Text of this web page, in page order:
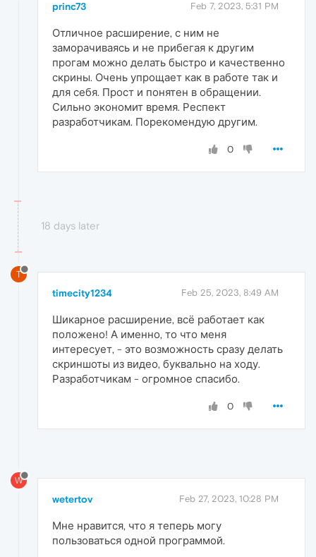
princ73 Feb 7, 2023, 5:31 PM
Отличное расширение, с ним не
заморачиваясь и не прибегая к другим
прогам можно делать быстро и качественно
скрины. Очень упрощает как в работе так и
для себя. Прост и понятен в обращении.
Сильно экономит время. Респект
разработчикам. Порекомендую другим.
0
18 days later
T
timecity1234 Feb 25, 2023, 8:49 AM
Шикарное расширение, всё работает как
положено! А именно, то что меня
интересует, - это возможность сразу делать
скриншоты из видео, буквально на ходу.
Разработчикам - огромное спасибо.
0
W
wetertov Feb 27, 2023, 10:28 PM
Мне нравится, что я теперь могу
пользоваться одной программой.